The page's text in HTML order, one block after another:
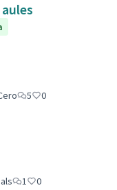
5
0
1
0